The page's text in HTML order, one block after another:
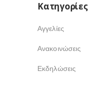
Kατηγορίες
Αγγελίες
Ανακοινώσεις
Εκδηλώσεις